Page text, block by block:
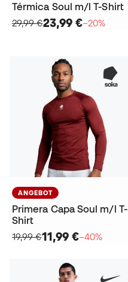
Térmica Soul m/l T-Shirt
29,99 €23,99 €−20%
ANGEBOT
Primera Capa Soul m/l T-
Shirt
19,99 €11,99 €−40%